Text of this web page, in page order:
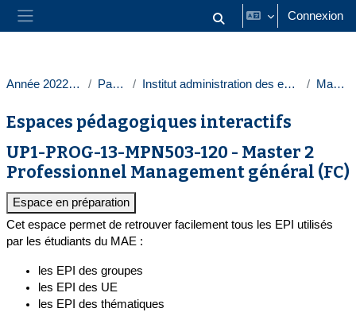
Passer au contenu principal
Panneau latéral Activer/désactiver la saisie
Connexion
Année 2022-2023 Paris 1 Institut administration des entreprises Masters
Espaces pédagogiques interactifs
UP1-PROG-13-MPN503-120 - Master 2
Professionnel Management général (FC)
Espace en préparation
Cet espace permet de retrouver facilement tous les EPI utilisés
par les étudiants du MAE :
les EPI des groupes
les EPI des UE
les EPI des thématiques